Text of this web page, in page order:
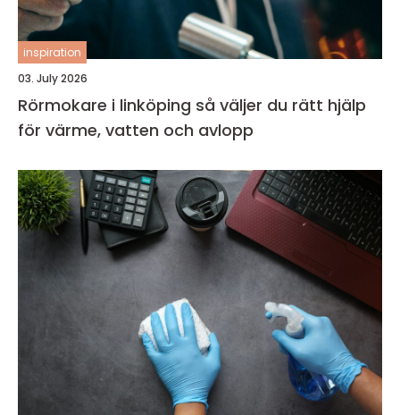
inspiration
03. July 2026
Rörmokare i linköping så väljer du rätt hjälp
för värme, vatten och avlopp